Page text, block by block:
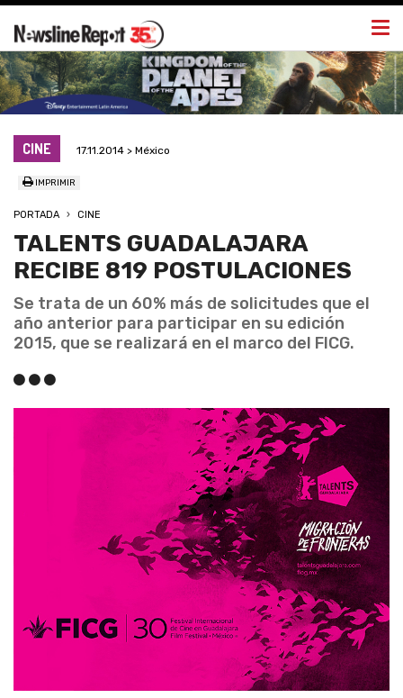
CINE 17.11.2014 > México
IMPRIMIR
PORTADA CINE
TALENTS GUADALAJARA
RECIBE 819 POSTULACIONES
Se trata de un 60% más de solicitudes que el
año anterior para participar en su edición
2015, que se realizará en el marco del FICG.